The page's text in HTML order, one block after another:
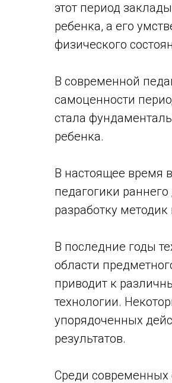
этот период
ребенка, а его
физического
В современной
самоценности
стала
ребенка.
В настоящее время
педагогики
разработку
В последние годы
области
приводит к
технологии.
упорядоченных
результатов.
Среди современных